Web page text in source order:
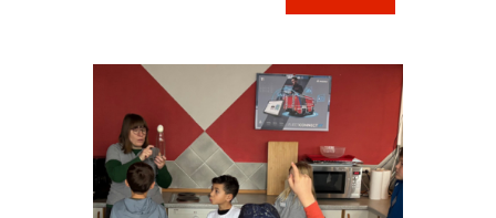
die Unfallgefahren und die Erste Hilfe
aufmerksam.